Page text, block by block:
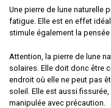
Une pierre de lune naturelle
fatigue. Elle est en effet
stimule également la
Attention, la pierre de lune
solaires. Elle doit donc être
endroit où elle ne peut pas
soleil. Elle est aussi
manipulée avec précaution.